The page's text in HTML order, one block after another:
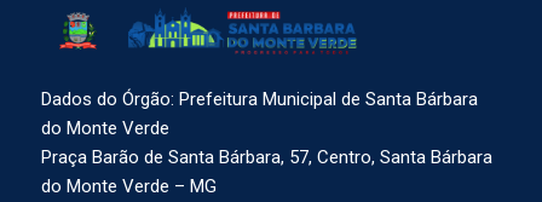
Dados do Órgão: Prefeitura Municipal de Santa Bárbara
do Monte Verde
Praça Barão de Santa Bárbara, 57, Centro, Santa Bárbara
do Monte Verde – MG